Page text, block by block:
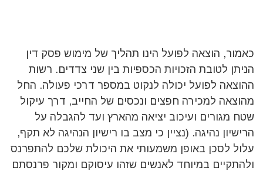
כאמור, הוצאה לפועל הינו תהליך של מימוש פסק דין
הניתן לטובת הזכויות הכספיות בין שני צדדים. רשות
ההוצאה לפועל יכולה לנקוט במספר דרכי פעולה. החל
מהוצאה למכירה חפצים ונכסים של החייב, דרך עיקול
שטח מגורים ועיכוב יציאה מהארץ ועד להגבלה על
הרישיון נהיגה. (נציין כי מצב בו רישיון הנהיגה לא תקף,
עלול לסכן באופן משמעותי את היכולת שלכם להתפרנס
ולהתקיים במיוחד לאנשים שזהו עיסוקם ומקור פרנסתם